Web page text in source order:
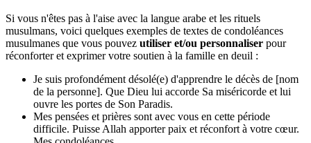
Si vous n'êtes pas à l'aise avec la langue arabe et les rituels
musulmans, voici quelques exemples de textes de condoléances
musulmanes que vous pouvez utiliser et/ou personnaliser pour
réconforter et exprimer votre soutien à la famille en deuil :
Je suis profondément désolé(e) d'apprendre le décès de [nom
de la personne]. Que Dieu lui accorde Sa miséricorde et lui
ouvre les portes de Son Paradis.
Mes pensées et prières sont avec vous en cette période
difficile. Puisse Allah apporter paix et réconfort à votre cœur.